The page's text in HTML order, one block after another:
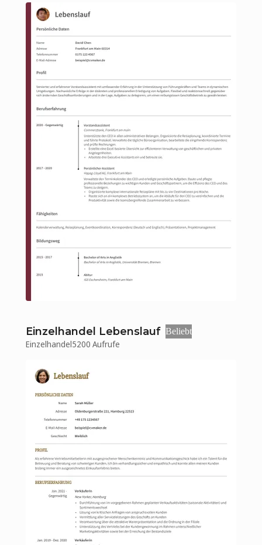
Einzelhandel Lebenslauf Beliebt
Einzelhandel5200 Aufrufe